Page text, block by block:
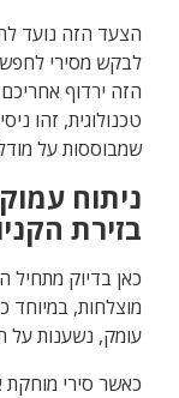
הצעד הזה נועד
לבקש מסירי
הזה ירדוף
טכנולוגית, זהו
שמבוססות על
ניתוח
בזירת
כאן בדיוק מתחיל
מוצלחות, במיוחד
עומק, נשענות על
כאשר סירי